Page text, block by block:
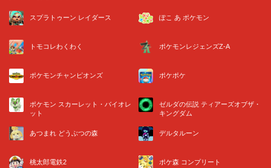
スプラトゥーン レイダース ぽこ あ ポケモン
トモコレわくわく ポケモンレジェンズZ-A
ポケモンチャンピオンズ ポケポケ
ポケモン スカーレット・バイオレ
ット
ゼルダの伝説 ティアーズオブザ・
キングダム
あつまれ どうぶつの森 デルタルーン
桃太郎電鉄2 ポケ森 コンプリート